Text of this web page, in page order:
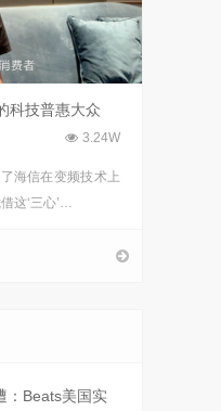
科技普惠大众
3.24W
海信在变频技术上
这‘三心’…
：Beats美国实